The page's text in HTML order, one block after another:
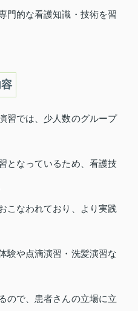
門的な看護知識・技術を習
習では、少人数のグループ
となっているため、看護技
こなわれており、より実践
験や点滴演習・洗髪演習な
ので、患者さんの立場に立